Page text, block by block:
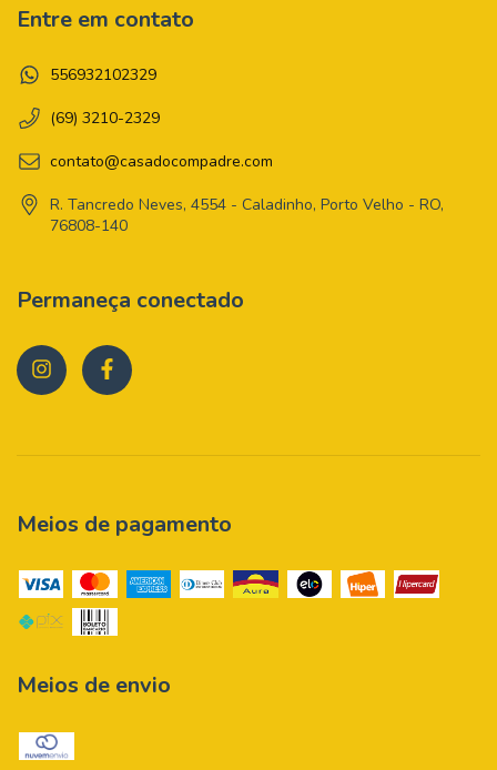
Entre em contato
556932102329
(69) 3210-2329
contato@casadocompadre.com
R. Tancredo Neves, 4554 - Caladinho, Porto Velho - RO,
76808-140
Permaneça conectado
Meios de pagamento
Meios de envio